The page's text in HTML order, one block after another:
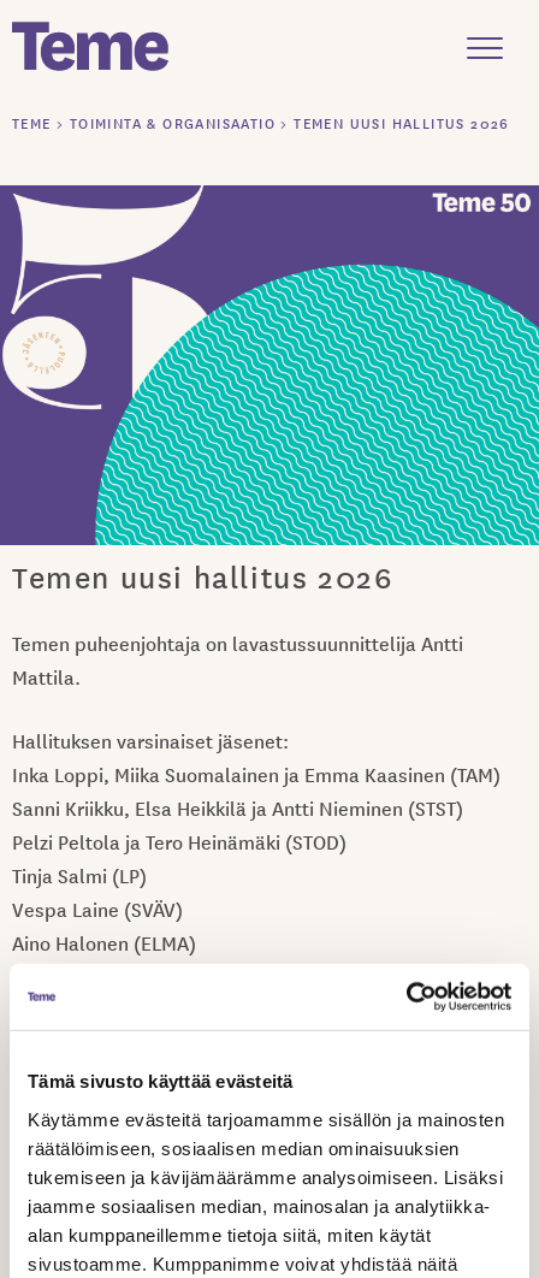
Tämä sivusto käyttää evästeitä
Käytämme evästeitä tarjoamamme sisällön ja mainosten
räätälöimiseen, sosiaalisen median ominaisuuksien
tukemiseen ja kävijämäärämme analysoimiseen. Lisäksi
jaamme sosiaalisen median, mainosalan ja analytiikka-
alan kumppaneillemme tietoja siitä, miten käytät
sivustoamme. Kumppanimme voivat yhdistää näitä
Siirry
TEME > TOIMINTA & ORGANISAATIO >TEMEN UUSI HALLITUS 2026
Temen uusi hallitus 2026
Temen puheenjohtaja on lavastussuunnittelija Antti
Mattila.
Hallituksen varsinaiset jäsenet:
Inka Loppi, Miika Suomalainen ja Emma Kaasinen (TAM)
Sanni Kriikku, Elsa Heikkilä ja Antti Nieminen (STST)
Pelzi Peltola ja Tero Heinämäki (STOD)
Tinja Salmi (LP)
Vespa Laine (SVÄV)
Aino Halonen (ELMA)
Temen hallituksen jäsenillä on sähköpostit muotoa:
etunimi.sukunimi@teme.fi
Tilaa uutiskirje
Saat Temen ajankohtaiset asiat sähköpostiisi
kahdesti vuodessa.